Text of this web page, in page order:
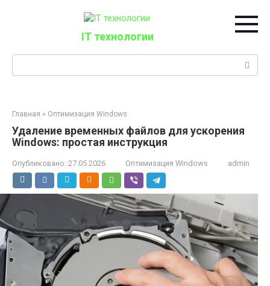
IT технологии
Главная » Оптимизация Windows
Удаление временных файлов для ускорения
Windows: простая инструкция
Опубликовано: 27.05.2026 Оптимизация Windows admin